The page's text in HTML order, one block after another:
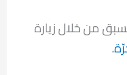
من خلال زيارة
.